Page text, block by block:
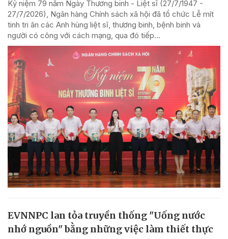
Kỷ niệm 79 năm Ngày Thương binh - Liệt sĩ (27/7/1947 -
27/7/2026), Ngân hàng Chính sách xã hội đã tổ chức Lễ mít
tinh tri ân các Anh hùng liệt sĩ, thương binh, bệnh binh và
người có công với cách mạng, qua đó tiếp...
EVNNPC lan tỏa truyền thống "Uống nước
nhớ nguồn" bằng những việc làm thiết thực